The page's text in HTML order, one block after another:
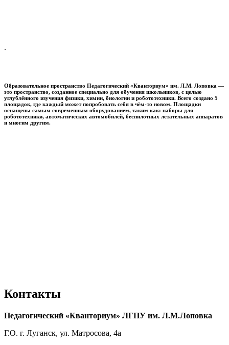
.
Образовательное пространство Педагогический «Кванториум» им. Л.М. Лоповка —
это пространство, созданное специально для обучения школьников, с целью
углублённого изучения физики, химии, биологии и робототехники. Всего создано 5
площадок, где каждый может попробовать себя в чём-то новом. Площадки
оснащены самым современным оборудованием, таким как: наборы для
робототехники, автоматических автомобилей, беспилотных летательных аппаратов
и многим другим.
Контакты
Педагогический «Кванториум» ЛГПУ им. Л.М.Лоповка
Г.О. г. Луганск, ул. Матросова, 4а